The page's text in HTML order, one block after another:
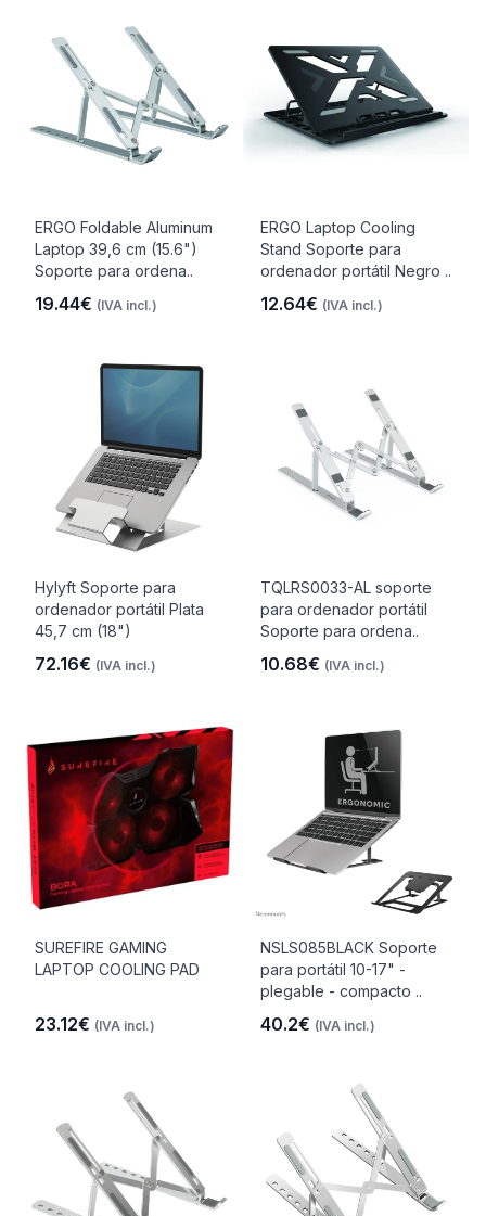
ERGO Foldable Aluminum
Laptop 39,6 cm (15.6")
Soporte para ordena..
19.44€ (IVA incl.)
ERGO Laptop Cooling
Stand Soporte para
ordenador portátil Negro ..
12.64€ (IVA incl.)
Hylyft Soporte para
ordenador portátil Plata
45,7 cm (18")
72.16€ (IVA incl.)
TQLRS0033-AL soporte
para ordenador portátil
Soporte para ordena..
10.68€ (IVA incl.)
SUREFIRE GAMING
LAPTOP COOLING PAD
23.12€ (IVA incl.)
NSLS085BLACK Soporte
para portátil 10-17" -
plegable - compacto ..
40.2€ (IVA incl.)